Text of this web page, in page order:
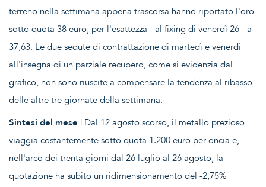
terreno nella settimana appena trascorsa hanno riportato l'oro
sotto quota 38 euro, per l'esattezza - al fixing di venerdì 26 - a
37,63. Le due sedute di contrattazione di martedì e venerdì
all'insegna di un parziale recupero, come si evidenzia dal
grafico, non sono riuscite a compensare la tendenza al ribasso
delle altre tre giornate della settimana.
Sintesi del mese | Dal 12 agosto scorso, il metallo prezioso
viaggia costantemente sotto quota 1.200 euro per oncia e,
nell'arco dei trenta giorni dal 26 luglio al 26 agosto, la
quotazione ha subito un ridimensionamento del -2,75%